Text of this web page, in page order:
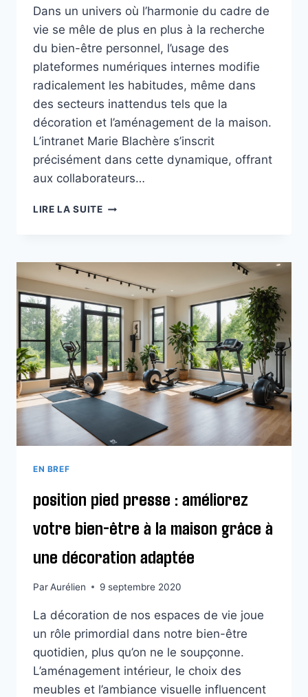
Dans un univers où l’harmonie du cadre de
vie se mêle de plus en plus à la recherche
du bien-être personnel, l’usage des
plateformes numériques internes modifie
radicalement les habitudes, même dans
des secteurs inattendus tels que la
décoration et l’aménagement de la maison.
L’intranet Marie Blachère s’inscrit
précisément dans cette dynamique, offrant
aux collaborateurs…
LIRE LA SUITEINTRANET
COMMENT
L’UTILISER
POUR
RENFORCER
LA
DÉCORATION
MAISON
ET
LE
BIEN-
ÊTRE
QUOTIDIEN
EN BREF
position pied presse : améliorez
votre bien-être à la maison grâce à
une décoration adaptée
ParAurélien 9 septembre 2020
La décoration de nos espaces de vie joue
un rôle primordial dans notre bien-être
quotidien, plus qu’on ne le soupçonne.
L’aménagement intérieur, le choix des
meubles et l’ambiance visuelle influencent